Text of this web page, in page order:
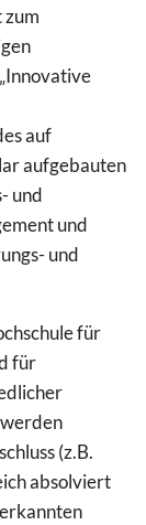
zum
auf
aufgebauten
und
und
und
für
für
(z.B.
absolviert